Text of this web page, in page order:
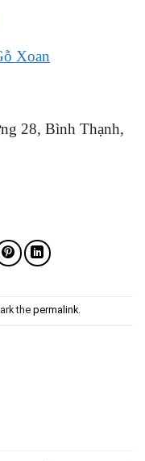
Xoan
28, Bình Thạnh,
the permalink.